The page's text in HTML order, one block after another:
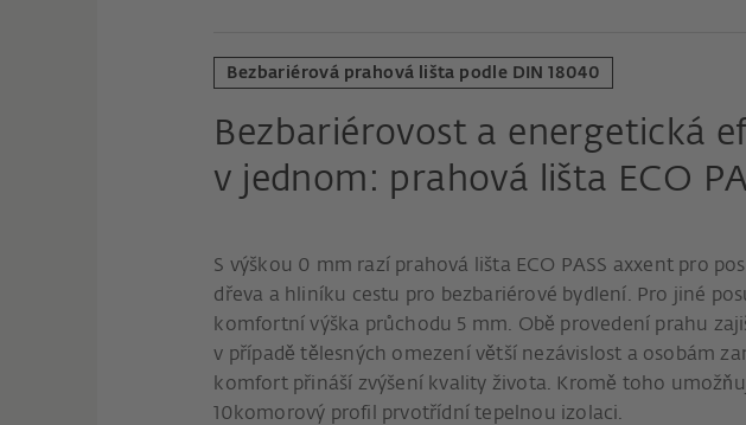
Bezbariérová prahová lišta podle DIN 18040
Bezbariérovost a energetická
v jednom: prahová lišta ECO
S výškou 0 mm razí prahová lišta ECO PASS axxent pro
dřeva a hliníku cestu pro bezbariérové bydlení. Pro jiné
komfortní výška průchodu 5 mm. Obě provedení prahu
v případě tělesných omezení větší nezávislost a osobám
komfort přináší zvýšení kvality života. Kromě toho
10komorový profil prvotřídní tepelnou izolaci.